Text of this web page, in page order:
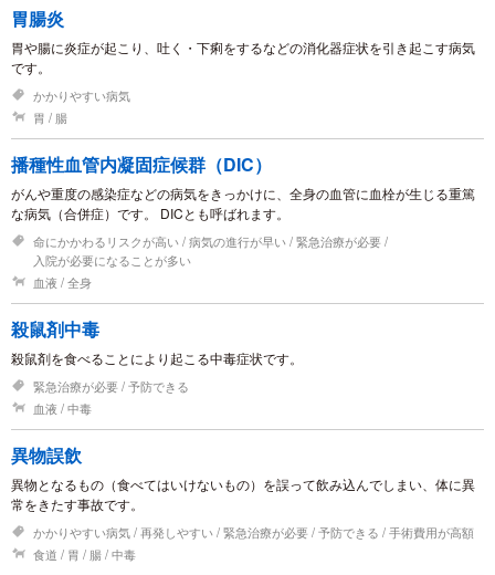
胃腸炎
胃や腸に炎症が起こり、吐く・下痢をするなどの消化器症状を引き起こす病気
です。
かかりやすい病気
胃
腸
播種性血管内凝固症候群（DIC）
がんや重度の感染症などの病気をきっかけに、全身の血管に血栓が生じる重篤
な病気（合併症）です。 DICとも呼ばれます。
命にかかわるリスクが高い 病気の進行が早い 緊急治療が必要
入院が必要になることが多い
血液
全身
殺鼠剤中毒
殺鼠剤を食べることにより起こる中毒症状です。
緊急治療が必要 予防できる
血液
中毒
異物誤飲
異物となるもの（食べてはいけないもの）を誤って飲み込んでしまい、体に異
常をきたす事故です。
かかりやすい病気 再発しやすい 緊急治療が必要 予防できる
手術費用が高額
食道
胃 腸 中毒